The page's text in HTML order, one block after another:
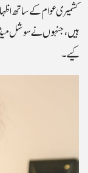
کشمیری عوام کے ساتھ
ہیں، جنہوں نے سوشل
کیے۔